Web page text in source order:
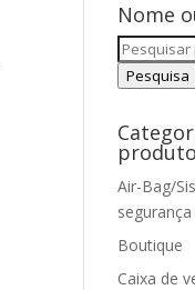
Nome
Pesquisar
por:
Pesquisa
produto
Air-Bag/
segurança
Boutique
Caixa de